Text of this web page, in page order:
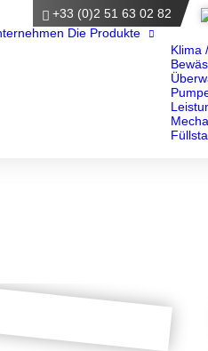
+33 (0)2 51 63 02 82
Die Produkte
Klima